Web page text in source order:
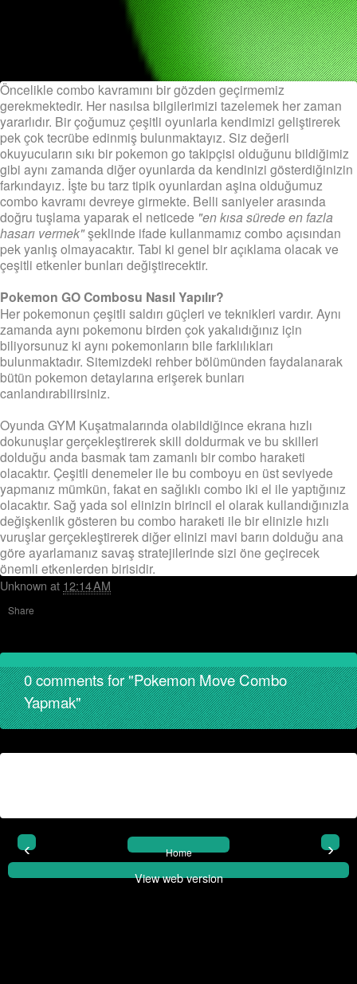
Öncelikle combo kavramını bir gözden geçirmemiz
gerekmektedir. Her nasılsa bilgilerimizi tazelemek her zaman
yararlıdır. Bir çoğumuz çeşitli oyunlarla kendimizi geliştirerek
pek çok tecrübe edinmiş bulunmaktayız. Siz değerli
okuyucuların sıkı bir pokemon go takipçisi olduğunu bildiğimiz
gibi aynı zamanda diğer oyunlarda da kendinizi gösterdiğinizin
farkındayız. İşte bu tarz tipik oyunlardan aşina olduğumuz
combo kavramı devreye girmekte. Belli saniyeler arasında
doğru tuşlama yaparak el neticede "en kısa sürede en fazla
hasarı vermek"şeklinde ifade kullanmamız combo açısından
pek yanlış olmayacaktır. Tabi ki genel bir açıklama olacak ve
çeşitli etkenler bunları değiştirecektir.
Pokemon GO Combosu Nasıl Yapılır?
Her pokemonun çeşitli saldırı güçleri ve teknikleri vardır. Aynı
zamanda aynı pokemonu birden çok yakalıdığınız için
biliyorsunuz ki aynı pokemonların bile farklılıkları
bulunmaktadır. Sitemizdeki rehber bölümünden faydalanarak
bütün pokemon detaylarına erişerek bunları
canlandırabilirsiniz.
Oyunda GYM Kuşatmalarında olabildiğince ekrana hızlı
dokunuşlar gerçekleştirerek skill doldurmak ve bu skilleri
dolduğu anda basmak tam zamanlı bir combo haraketi
olacaktır. Çeşitli denemeler ile bu comboyu en üst seviyede
yapmanız mümkün, fakat en sağlıklı combo iki el ile yaptığınız
olacaktır. Sağ yada sol elinizin birincil el olarak kullandığınızla
değişkenlik gösteren bu combo haraketi ile bir elinizle hızlı
vuruşlar gerçekleştirerek diğer elinizi mavi barın dolduğu ana
göre ayarlamanız savaş stratejilerinde sizi öne geçirecek
önemli etkenlerden birisidir.
Unknown at 12:14 AM
Share
0 comments for "Pokemon Move Combo
Yapmak"
‹ ›
Home
View web version